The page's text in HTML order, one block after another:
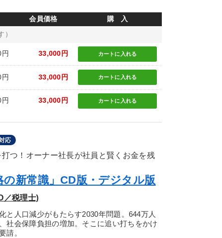
会員価格 購 入
）
33,000円 カートに 入れる
33,000円 カートに 入れる
33,000円 カートに 入れる
応
つ！オーナー社長が社員と賢くお金を残
の新常識」CD版・デジタル版
／税理士)
人口減少がもたらす2030年問題。644万人
社会保障負担の増加。そこに追い打ちをかけ
請。